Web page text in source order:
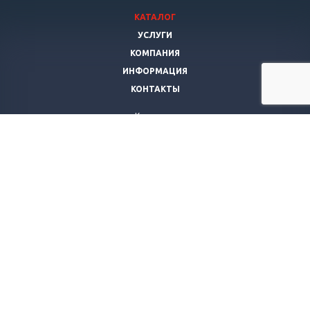
КАТАЛОГ
УСЛУГИ
КОМПАНИЯ
ИНФОРМАЦИЯ
КОНТАКТЫ
Компания